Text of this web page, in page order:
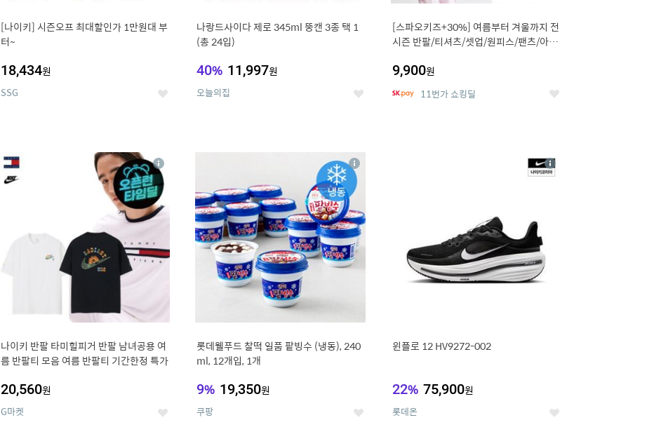
[나이키] 시즌오프 최대할인가 1만원대 부
터~
18,434원
SSG 좋
나랑드사이다 제로 345ml 뚱캔 3종 택 1
(총 24입)
40% 11,997원
오늘의집 좋
[스파오키즈+30%] 여름부터 겨울까지 전
시즌 반팔/티셔츠/셋업/원피스/팬츠/아우
9,900원
11번가 쇼킹딜 좋
14
나이키 반팔 타미힐피거 반팔 남녀공용 여
름 반팔티 모음 여름 반팔티 기간한정 특가
20,560원
G마켓 좋
상
세
롯데웰푸드 찰떡 일품 팥빙수 (냉동), 240
ml, 12개입, 1개
9% 19,350원
쿠팡 좋
상
세
윈플로 12 HV9272-002
22% 75,900원
롯데온 좋
상
세